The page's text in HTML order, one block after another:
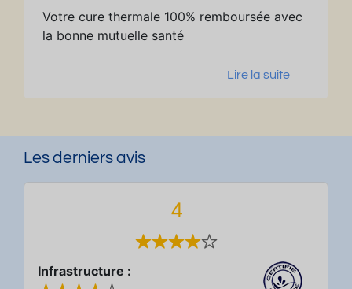
Votre cure thermale 100% remboursée avec
la bonne mutuelle santé
Lire la suite
Les derniers avis
4
Infrastructure :